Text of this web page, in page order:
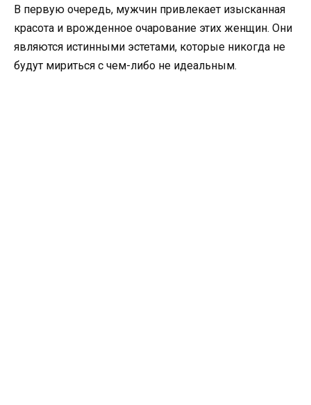
В первую очередь, мужчин привлекает изысканная
красота и врожденное очарование этих женщин. Они
являются истинными эстетами, которые никогда не
будут мириться с чем-либо не идеальным.